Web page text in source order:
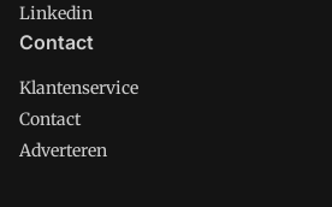
Linkedin
Contact
Klantenservice
Contact
Adverteren